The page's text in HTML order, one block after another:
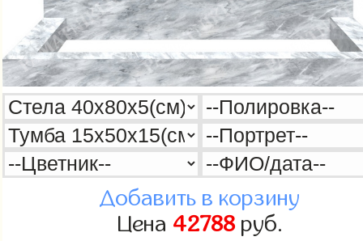
Добавить в корзину
Цена 42788руб.